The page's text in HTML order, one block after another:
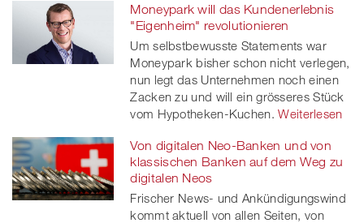
Moneypark will das Kundenerlebnis
"Eigenheim" revolutionieren
Um selbstbewusste Statements war
Moneypark bisher schon nicht verlegen,
nun legt das Unternehmen noch einen
Zacken zu und will ein grösseres Stück
vom Hypotheken-Kuchen. Weiterlesen
Von digitalen Neo-Banken und von
klassischen Banken auf dem Weg zu
digitalen Neos
Frischer News- und Ankündigungswind
kommt aktuell von allen Seiten, von